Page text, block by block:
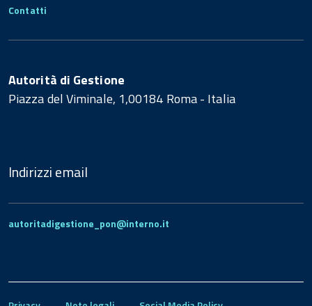
Contatti
Autorità di Gestione
Piazza del Viminale, 1,00184 Roma - Italia
Indirizzi email
autoritadigestione_pon@interno.it